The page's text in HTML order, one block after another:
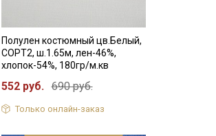
Полулен костюмный цв.Белый,
СОРТ2, ш.1.65м, лен-46%,
хлопок-54%, 180гр/м.кв
552 руб. 690 руб.
Только онлайн-заказ